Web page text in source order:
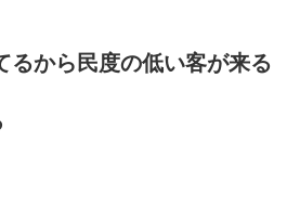
るから民度の低い客が来る